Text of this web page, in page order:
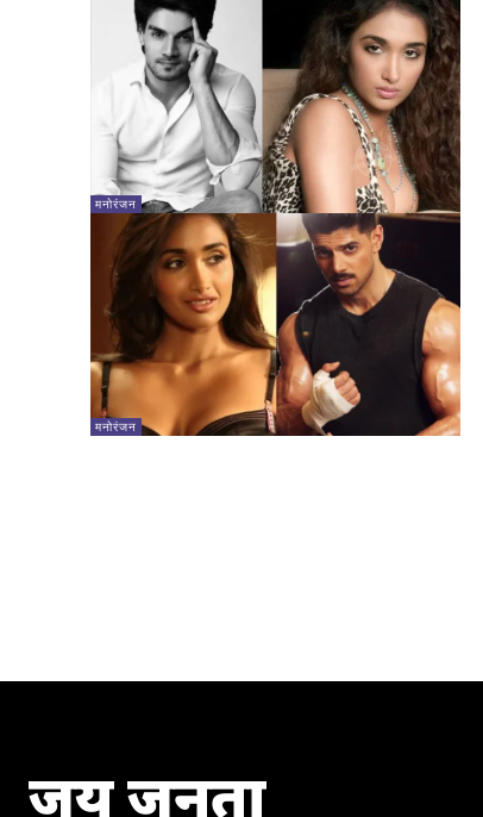
मनोरंजन
मनोरंजन
जय जनता